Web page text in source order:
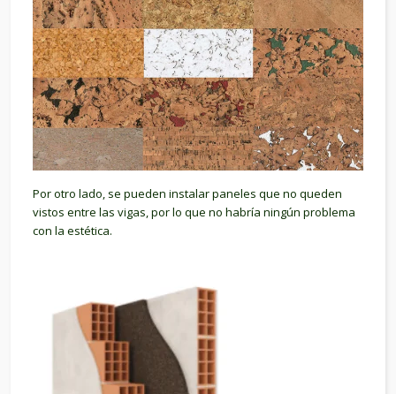
Por otro lado, se pueden instalar paneles que no queden
vistos entre las vigas, por lo que no habría ningún problema
con la estética.